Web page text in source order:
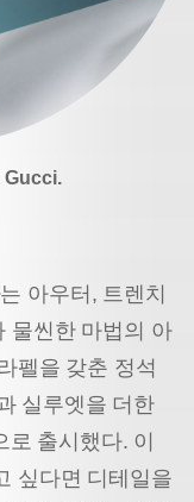
Gucci.
아우터, 트렌치
물씬한 마법의 아
펠을 갖춘 정석
실루엣을 더한
출시했다. 이
싶다면 디테일을